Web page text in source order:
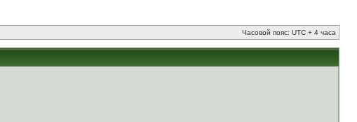
Часовой пояс: UTC + 4 часа